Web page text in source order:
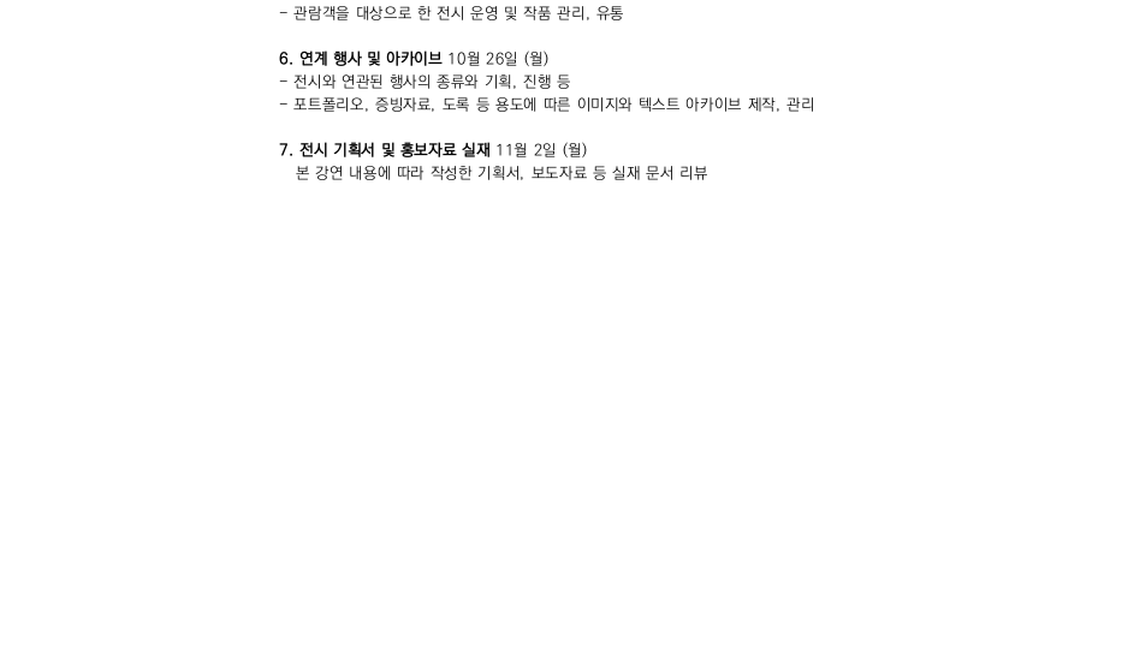
- 관람객을 대상으로 한 전시 운영 및 작품 관리, 유통
6. 연계 행사 및 아카이브10월 26일 (월)
- 전시와 연관된 행사의 종류와 기획, 진행 등
- 포트폴리오, 증빙자료, 도록 등 용도에 따른 이미지와 텍스트 아카이브 제작, 관리
7. 전시 기획서 및 홍보자료 실재 11월 2일 (월)
본 강연 내용에 따라 작성한 기획서, 보도자료 등 실재 문서 리뷰